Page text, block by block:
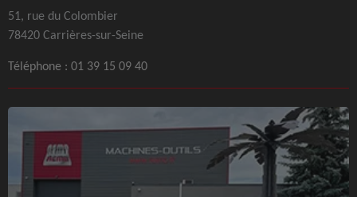
51, rue du Colombier
78420 Carrières-sur-Seine
Téléphone : 01 39 15 09 40